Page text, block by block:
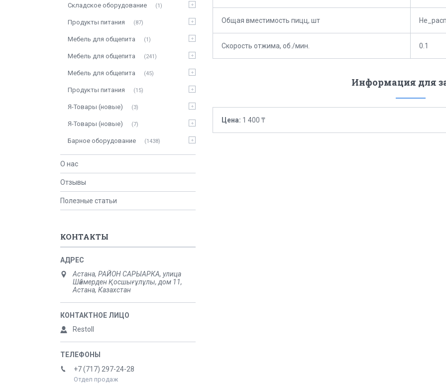
Общая вместимость пицц, шт
Скорость отжима, об./мин. 0.1
Информация для
Цена: 1 400 ₸
Складское оборудование 1
Продукты питания 87
Мебель для общепита 1
Мебель для общепита 241
Мебель для общепита 45
Продукты питания 15
Я-Товары (новые) 3
Я-Товары (новые) 7
Барное оборудование 1438
О нас
Отзывы
Полезные статьи
КОНТАКТЫ
Астана, РАЙОН САРЫАРКА, улица
Шәймерден Қосшығұлұлы, дом 11,
Астана, Казахстан
Restoll
+7 (717) 297-24-28
Отдел продаж